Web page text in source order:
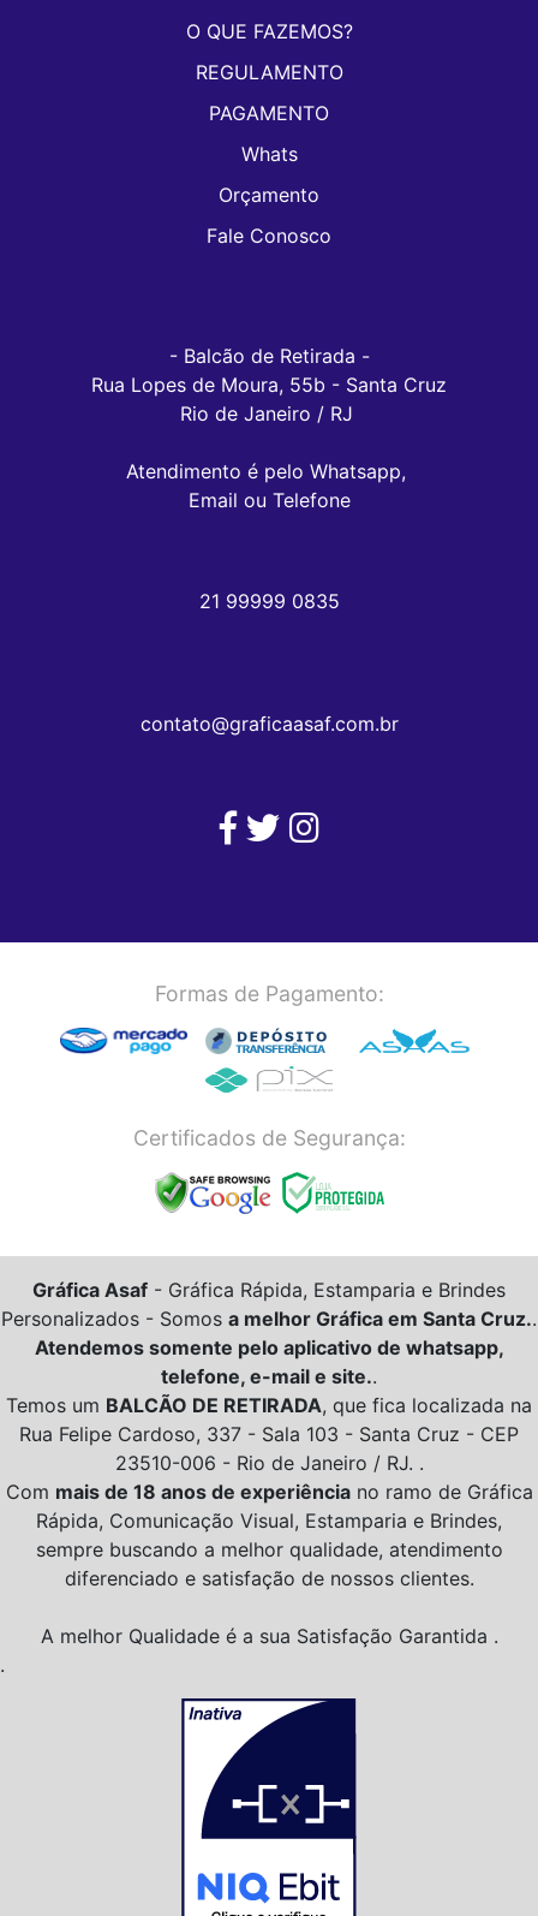
O QUE FAZEMOS?
REGULAMENTO
PAGAMENTO
Whats
Orçamento
Fale Conosco
- Balcão de Retirada -
Rua Lopes de Moura, 55b - Santa Cruz
Rio de Janeiro / RJ
Atendimento é pelo Whatsapp,
Email ou Telefone
21 99999 0835
contato@graficaasaf.com.br
Formas de Pagamento:
Certificados de Segurança:
Gráfica Asaf - Gráfica Rápida, Estamparia e Brindes
Personalizados - Somos a melhor Gráfica em Santa Cruz..
Atendemos somente pelo aplicativo de whatsapp,
telefone, e-mail e site..
Temos um BALCÃO DE RETIRADA, que fica localizada na
Rua Felipe Cardoso, 337 - Sala 103 - Santa Cruz - CEP
23510-006 - Rio de Janeiro / RJ. .
Com mais de 18 anos de experiênciano ramo de Gráfica
Rápida, Comunicação Visual, Estamparia e Brindes,
sempre buscando a melhor qualidade, atendimento
diferenciado e satisfação de nossos clientes.
A melhor Qualidade é a sua Satisfação Garantida .
.